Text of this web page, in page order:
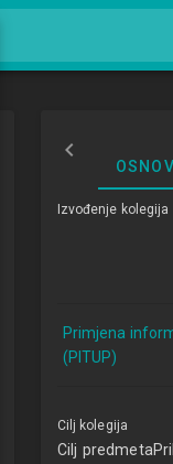
Izvođenje kolegija
Primjena
(PITUP)
Cilj kolegija
Cilj